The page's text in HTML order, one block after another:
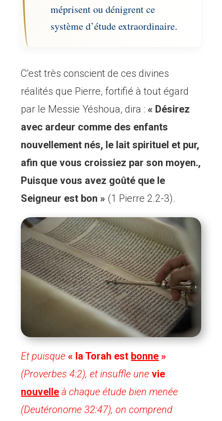
méprisent ou dénigrent ce
système d’étude extraordinaire.
C’est très conscient de ces divines
réalités que Pierre, fortifié à tout égard
par le Messie Yéshoua, dira : « Désirez
avec ardeur comme des enfants
nouvellement nés, le lait spirituel et pur,
afin que vous croissiez par son moyen.,
Puisque vous avez goûté que le
Seigneur est bon » (1 Pierre 2.2-3).
Et puisque« la Torah est bonne »
(Proverbes 4:2), et insuffle unevie
nouvelle à chaque étude bien menée
(Deutéronome 32:47), on comprend